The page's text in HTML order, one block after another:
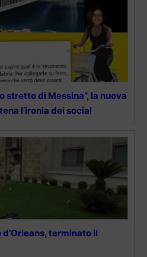
stretto di Messina”, la nuova
l’ironia dei social
terminato il